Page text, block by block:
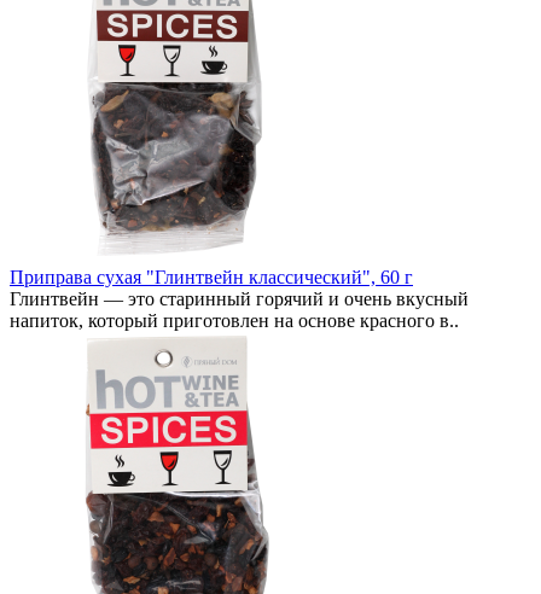
Приправа сухая "Глинтвейн классический", 60 г
Глинтвейн — это старинный горячий и очень вкусный
напиток, который приготовлен на основе красного в..